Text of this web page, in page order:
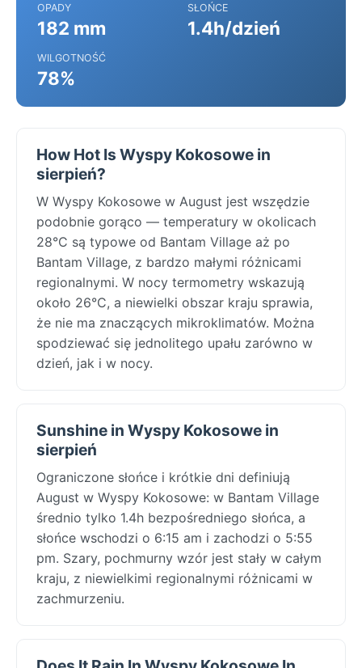
OPADY
182 mm
SŁOŃCE
1.4h/dzień
WILGOTNOŚĆ
78%
How Hot Is Wyspy Kokosowe in
sierpień?
W Wyspy Kokosowe w August jest wszędzie
podobnie gorąco — temperatury w okolicach
28°C są typowe od Bantam Village aż po
Bantam Village, z bardzo małymi różnicami
regionalnymi. W nocy termometry wskazują
około 26°C, a niewielki obszar kraju sprawia,
że nie ma znaczących mikroklimatów. Można
spodziewać się jednolitego upału zarówno w
dzień, jak i w nocy.
Sunshine in Wyspy Kokosowe in
sierpień
Ograniczone słońce i krótkie dni definiują
August w Wyspy Kokosowe: w Bantam Village
średnio tylko 1.4h bezpośredniego słońca, a
słońce wschodzi o 6:15 am i zachodzi o 5:55
pm. Szary, pochmurny wzór jest stały w całym
kraju, z niewielkimi regionalnymi różnicami w
zachmurzeniu.